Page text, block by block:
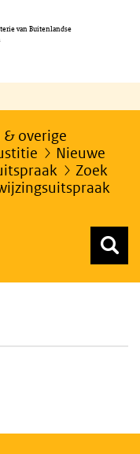
van Buitenlandse
overige
Nieuwe
Zoek